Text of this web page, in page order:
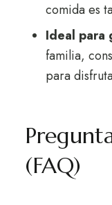
comida es
Ideal para
familia,
para
(FAQ)